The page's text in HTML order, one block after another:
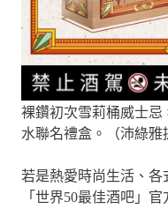
裸鑽初次雪莉桶威士忌
水聯名禮盒。（沛綠雅
若是熱愛時尚生活、各
「世界50最佳酒吧」